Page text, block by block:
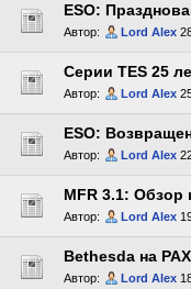
ESO:
Автор: Lord Alex
Серии TES 25
Автор: Lord Alex
ESO:
Автор: Lord Alex
MFR 3.1:
Автор: Lord Alex
Bethesda на
Автор: Lord Alex